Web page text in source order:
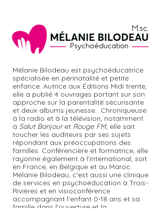
La pression parentale
Mélanie Bilodeau est psychoéducatrice
spécialisée en périnatalité et petite
enfance. Autrice aux Éditions Midi trente,
elle a publié 4 ouvrages portant sur son
approche sur la parentalité sécurisante
et deux albums jeunesse. Chroniqueuse
à la radio et à la télévision, notamment
à Salut Bonjouret Rouge FM, elle sait
toucher les auditeurs par ses sujets
répondant aux préoccupations des
familles. Conférencière et formatrice, elle
rayonne également à l'international, soit
en France, en Belgique et au Maroc.
Mélanie Bilodeau, c'est aussi une clinique
de services en psychoéducation à Trois-
Rivières et en visioconférence
accompagnant l'enfant 0-18 ans et sa
famille dans l'ouverture et la